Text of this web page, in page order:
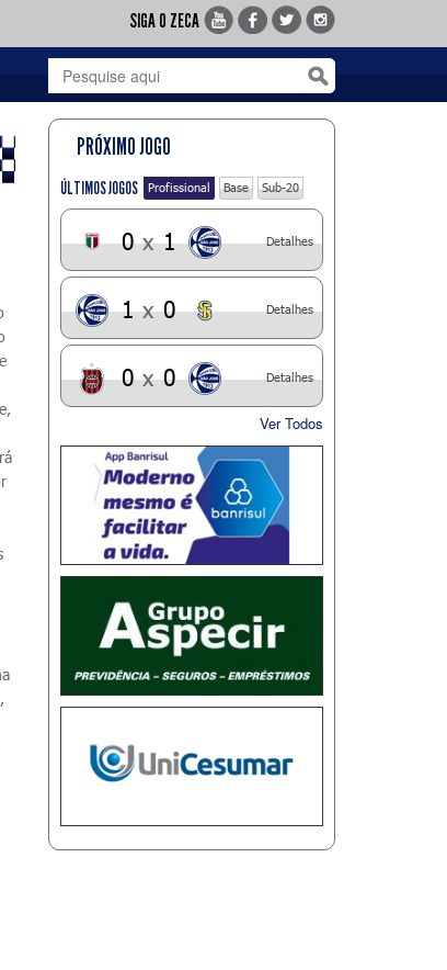
SIGA O ZECA
PRÓXIMO JOGO
ÚLTIMOS JOGOS Profissional Base Sub-20
0 x 1 Detalhes
1 x 0 Detalhes
0 x 0 Detalhes
Ver Todos